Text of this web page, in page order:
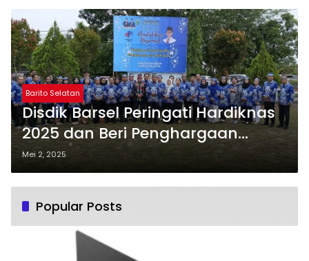
Barito Selatan
Disdik Barsel Peringati Hardiknas
2025 dan Beri Penghargaan
kepada Guru Berprestasi
Mei 2, 2025
Popular Posts